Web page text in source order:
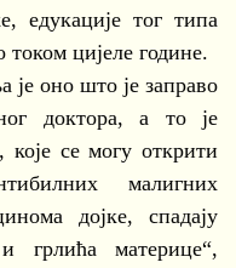
едукације тог типа
цијеле године.
оно што је заправо
доктора, а то је
које се могу открити
малигних
дојке, спадају
грлића материце“,